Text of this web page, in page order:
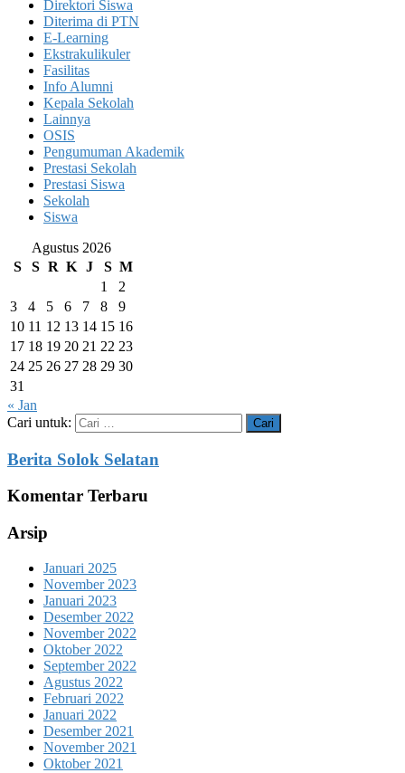
Direktori Siswa
Diterima di PTN
E-Learning
Ekstrakulikuler
Fasilitas
Info Alumni
Kepala Sekolah
Lainnya
OSIS
Pengumuman Akademik
Prestasi Sekolah
Prestasi Siswa
Sekolah
Siswa
Agustus 2026
S
S R K J S M
1
2
3
4 5 6 7 8
9
10 11 12 13 14 15 16
17 18 19 20 21 22 23
24 25 26 27 28 29 30
31
« Jan
Cari untuk:
Berita Solok Selatan
Komentar Terbaru
Arsip
Januari 2025
November 2023
Januari 2023
Desember 2022
November 2022
Oktober 2022
September 2022
Agustus 2022
Februari 2022
Januari 2022
Desember 2021
November 2021
Oktober 2021